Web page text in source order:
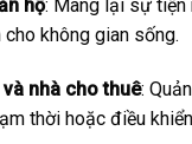
hộ: Mang lại sự tiện
cho không gian sống.
nhà cho thuê:
thời hoặc điều